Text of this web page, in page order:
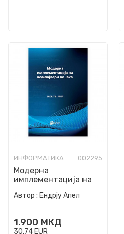
ИНФОРМАТИКА 002295
Модерна
имплементација на
Автор : Ендрју Апел
1.900 МКД
30,74 EUR